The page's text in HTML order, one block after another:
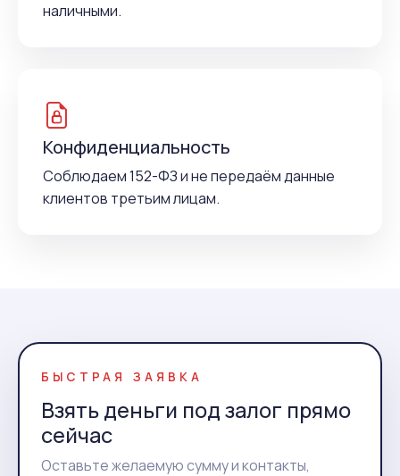
наличными.
Конфиденциальность
Соблюдаем 152-ФЗ и не передаём данные
клиентов третьим лицам.
БЫСТРАЯ ЗАЯВКА
Взять деньги под залог прямо
сейчас
Оставьте желаемую сумму и контакты,